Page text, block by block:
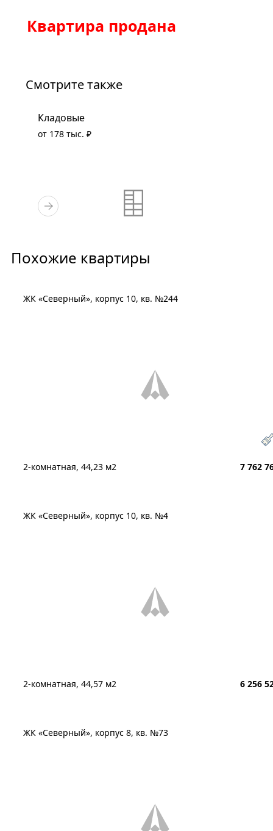
Квартира продана
Смотрите также
Кладовые
от 178 тыс. ₽
Похожие квартиры
ЖК «Северный», корпус 10, кв. №244
2-комнатная, 44,23 м2 7 762
ЖК «Северный», корпус 10, кв. №4
2-комнатная, 44,57 м2 6 256
ЖК «Северный», корпус 8, кв. №73